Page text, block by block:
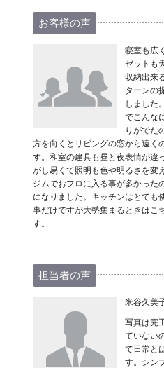
お客様の声
寝室も広
ゼットも
収納出来
ターンの
しました
でこんな
りがでた
方を向くとリビングの窓から遠く
す。和室の建具も昼と夜表情が違
がし易くて照明も色や明るさを変
ジムでおフロに入る事が多かった
になりました。キッチンはとても
事だけですが大勢集まるときはこ
す。
担当者の声
米谷久美
写真は完
ていない
て日常と
す。シン